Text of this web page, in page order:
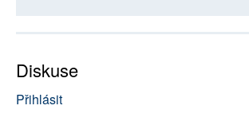
Diskuse
Přihlásit